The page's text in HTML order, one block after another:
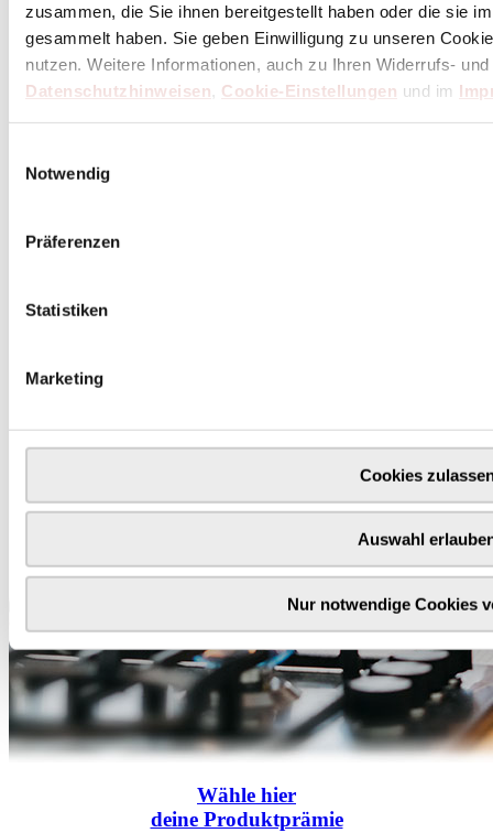
zusammen, die Sie ihnen bereitgestellt haben oder die sie
gesammelt haben. Sie geben Einwilligung zu unseren
nutzen. Weitere Informationen, auch zu Ihren Widerrufs-
Datenschutzhinweisen, Cookie-Einstellungen und im
Notwendig
Präferenzen
Statistiken
Marketing
Cookies
Auswahl
Nur notwendige Cookies
Wähle hier
deine Produktprämie